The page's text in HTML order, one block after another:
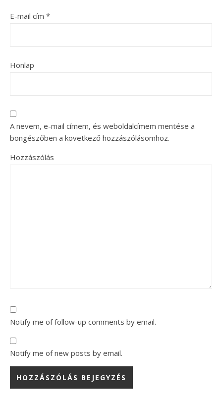
E-mail cím *
Honlap
A nevem, e-mail címem, és weboldalcímem mentése a
böngészőben a következő hozzászólásomhoz.
Hozzászólás
Notify me of follow-up comments by email.
Notify me of new posts by email.